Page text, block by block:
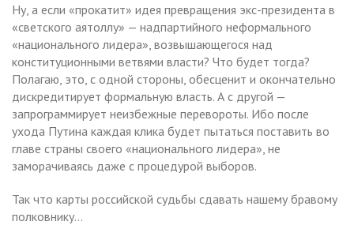
Ну, а если «прокатит» идея превращения экс-президента в
«светского аятоллу» — надпартийного неформального
«национального лидера», возвышающегося над
конституционными ветвями власти? Что будет тогда?
Полагаю, это, с одной стороны, обесценит и окончательно
дискредитирует формальную власть. А с другой —
запрограммирует неизбежные перевороты. Ибо после
ухода Путина каждая клика будет пытаться поставить во
главе страны своего «национального лидера», не
заморачиваясь даже с процедурой выборов.
Так что карты российской судьбы сдавать нашему бравому
полковнику…